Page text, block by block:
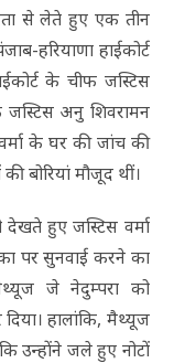
से लेते हुए एक तीन
हरियाणा हाईकोर्ट
के चीफ जस्टिस
जस्टिस अनु शिवरामन
के घर की जांच की
बोरियां मौजूद थीं।
देखते हुए जस्टिस वर्मा
पर सुनवाई करने का
जे नेदुम्परा को
हालांकि, मैथ्यूज
उन्होंने जले हुए नोटों